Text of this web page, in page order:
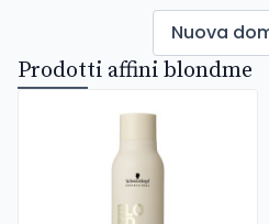
Nuova
Prodotti affini blondme